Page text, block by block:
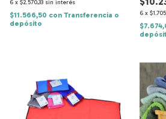
6 x $2.570,33 sin interés
$11.566,50 con Transferencia o
depósito
6 x